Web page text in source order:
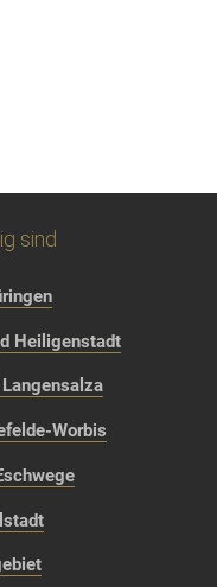
sind
Heiligenstadt
Worbis